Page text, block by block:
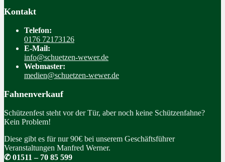
Kontakt
Telefon:
0176 72173126
E-Mail:
info@schuetzen-wewer.de
Webmaster:
medien@schuetzen-wewer.de
Fahnenverkauf
Schützenfest steht vor der Tür, aber noch keine Schützenfahne?
Kein Problem!
Diese gibt es für nur 90€ bei unserem Geschäftsführer
Veranstaltungen Manfred Werner.
✆ 01511 – 70 85 599